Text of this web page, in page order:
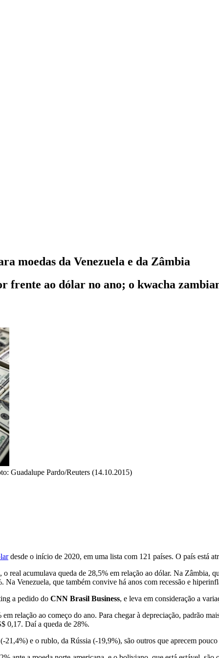
moedas da Venezuela e da Zâmbia
frente ao dólar no ano; o kwacha
Guadalupe Pardo/Reuters (14.10.2015)
desde o início de 2020, em uma lista com 121 países. O país está
real acumulava queda de 28,5% em relação ao dólar. Na Zâmbia,
Venezuela, que também convive há anos com recessão e
a pedido do CNN Brasil Business, e leva em consideração a
em relação ao começo do ano. Para chegar à depreciação, padrão
0,17. Daí a queda de 28%.
e o rublo, da Rússia (-19,9%), são outros que aprecem